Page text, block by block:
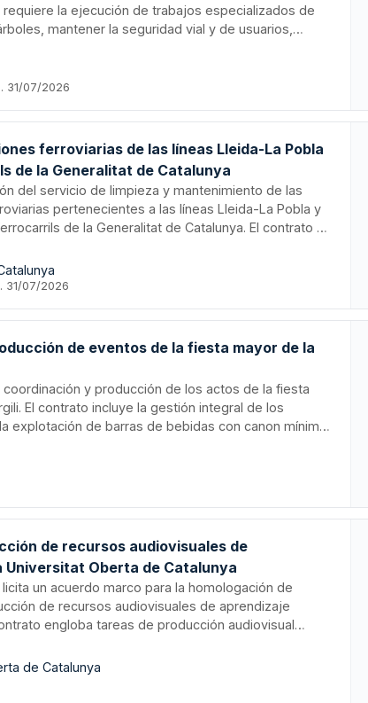
requiere la ejecución de trabajos especializados de
mantener la seguridad vial y de usuarios,
debe contar con capacidad técnica y profesional
en los últimos tres años.
31/07/2026
ferroviarias de las líneas Lleida-La Pobla
de la Generalitat de Catalunya
del servicio de limpieza y mantenimiento de las
pertenecientes a las líneas Lleida-La Pobla y
de la Generalitat de Catalunya. El contrato se
Terrassa. El servicio tiene una duración de tres
la limpieza integral de espacios,
31/07/2026
de eventos de la fiesta mayor de la
y producción de los actos de la fiesta
El contrato incluye la gestión integral de los
explotación de barras de bebidas con canon mínimo
y la oferta económica. El procedimiento es abierto
con presentación exclusivamente electrónica.
de recursos audiovisuales de
Universitat Oberta de Catalunya
un acuerdo marco para la homologación de
de recursos audiovisuales de aprendizaje
engloba tareas de producción audiovisual
homologados ejecutarán estas
para integrar los recursos en el catálogo
de Catalunya